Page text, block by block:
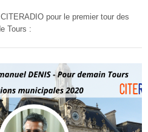
pour le premier tour des
Tours :